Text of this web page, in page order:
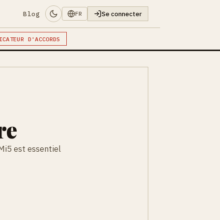
Blog FR Se connecter
D'ACCORDS
est essentiel